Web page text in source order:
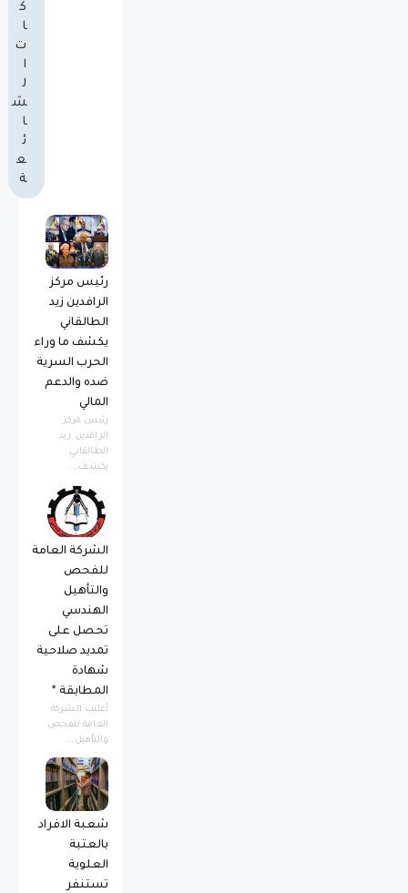
ك
ا
ت
ا
ل
ش
ا
ئ
ع
ة
رئيس مركز
الرافدين زيد
الطالقاني
يكشف ما وراء
الحرب السرية
ضده والدعم
المالي
رئيس مركز
الرافدين زيد
الطالقاني
يكشف...
الشركة العامة
للفحص
والتأهيل
الهندسي
تحصل على
تمديد صلاحية
شهادة
المطابقة *
أعلنت الشركة
العامة للفحص
والتأهيل...
شعبة الافراد
بالعتبة
العلوية
تستنفر